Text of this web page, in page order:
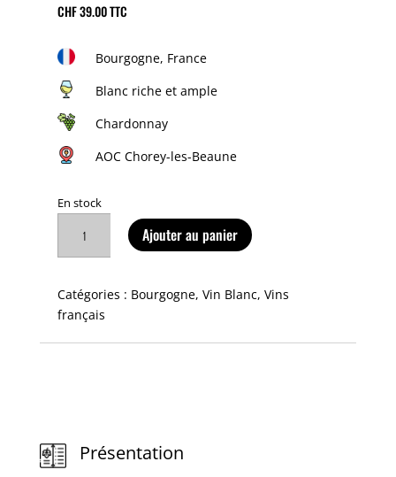
CHF39.00TTC
Bourgogne, France
Blanc riche et ample
Chardonnay
AOC Chorey-les-Beaune
En stock
Beaune
2022
Ajouter au panier
Catégories : Bourgogne, Vin Blanc, Vins
français
Présentation